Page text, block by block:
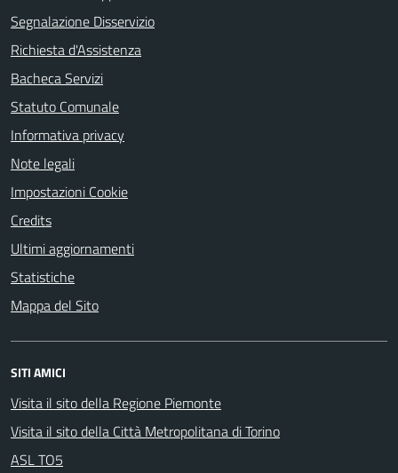
Segnalazione Disservizio
Richiesta d'Assistenza
Bacheca Servizi
Statuto Comunale
Informativa privacy
Note legali
Impostazioni Cookie
Credits
Ultimi aggiornamenti
Statistiche
Mappa del Sito
SITI AMICI
Visita il sito della Regione Piemonte
Visita il sito della Città Metropolitana di Torino
ASL TO5